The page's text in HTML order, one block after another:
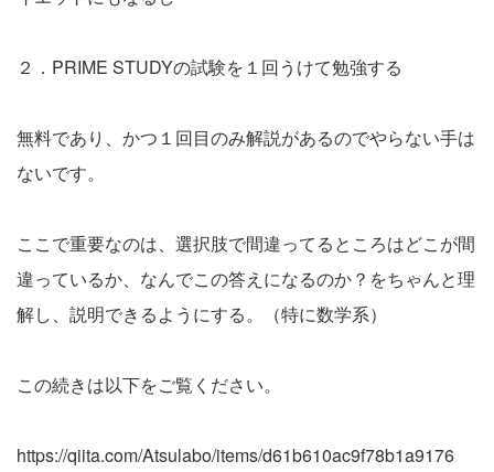
２．PRIME STUDYの試験を１回うけて勉強する
無料であり、かつ１回目のみ解説があるのでやらない手は
ないです。
ここで重要なのは、選択肢で間違ってるところはどこが間
違っているか、なんでこの答えになるのか？をちゃんと理
解し、説明できるようにする。（特に数学系）
この続きは以下をご覧ください。
https://qiita.com/Atsulabo/items/d61b610ac9f78b1a9176